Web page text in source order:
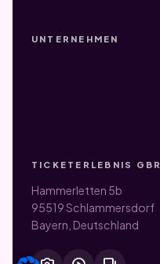
UNTERNEHMEN
TICKETERLEBNIS GBR
Hammerletten 5b
95519 Schlammersdorf
Bayern, Deutschland